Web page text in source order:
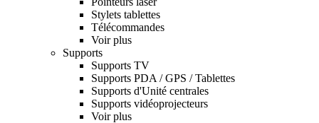
Stylets tablettes
Télécommandes
Voir plus
Supports
Supports TV
Supports PDA / GPS / Tablettes
Supports d'Unité centrales
Supports vidéoprojecteurs
Voir plus